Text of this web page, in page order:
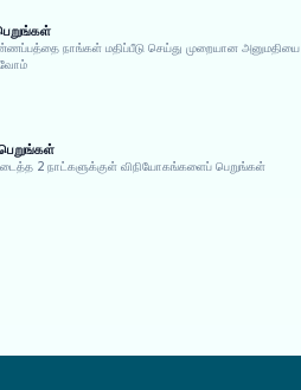
நாங்கள் மதிப்பீடு செய்து முறையான அனுமதியை
2 நாட்களுக்குள் விநியோகங்களைப் பெறுங்கள்